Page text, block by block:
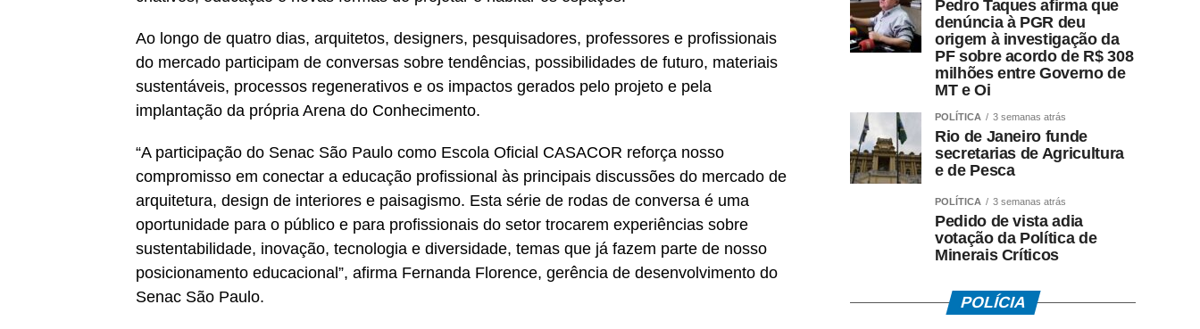
Ao longo de quatro dias, arquitetos, designers, pesquisadores, professores e profissionais
do mercado participam de conversas sobre tendências, possibilidades de futuro, materiais
sustentáveis, processos regenerativos e os impactos gerados pelo projeto e pela
implantação da própria Arena do Conhecimento.
“A participação do Senac São Paulo como Escola Oficial CASACOR reforça nosso
compromisso em conectar a educação profissional às principais discussões do mercado de
arquitetura, design de interiores e paisagismo. Esta série de rodas de conversa é uma
oportunidade para o público e para profissionais do setor trocarem experiências sobre
sustentabilidade, inovação, tecnologia e diversidade, temas que já fazem parte de nosso
posicionamento educacional”, afirma Fernanda Florence, gerência de desenvolvimento do
Senac São Paulo.
Pedro Taques afirma que
denúncia à PGR deu
origem à investigação da
PF sobre acordo de R$ 308
milhões entre Governo de
MT e Oi
POLÍTICA 3 semanas atrás
Rio de Janeiro funde
secretarias de Agricultura
e de Pesca
POLÍTICA 3 semanas atrás
Pedido de vista adia
votação da Política de
Minerais Críticos
POLÍCIA